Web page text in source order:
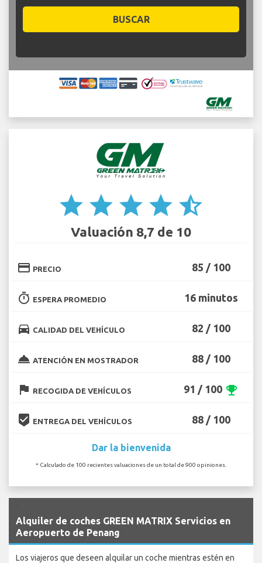
BUSCAR
star star star star star_half
Valuación 8,7 de 10
credit_card PRECIO 85 / 100
timer ESPERA PROMEDIO 16 minutos
directions_car CALIDAD DEL VEHÍCULO 82 / 100
room_service ATENCIÓN EN MOSTRADOR 88 / 100
flag RECOGIDA DE VEHÍCULOS 91 / 100 emoji_events
beenhere ENTREGA DEL VEHÍCULOS 88 / 100
Dar la bienvenida
* Calculado de 100 recientes valuaciones de un total de 900 opiniones.
Alquiler de coches GREEN MATRIX Servicios en
Aeropuerto de Penang
Los viajeros que deseen alquilar un coche mientras estén en